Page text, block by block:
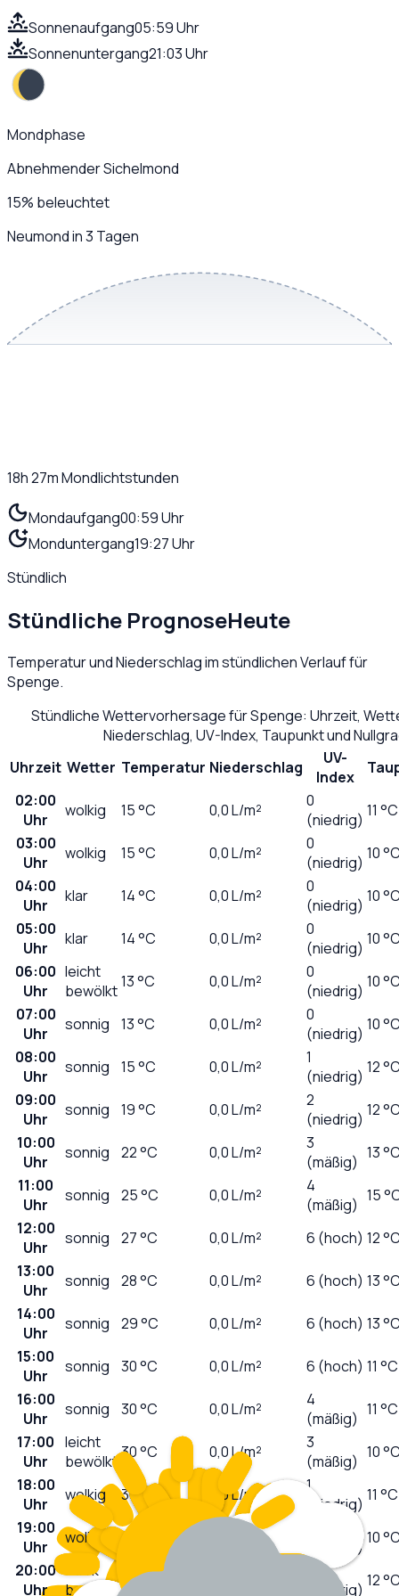
Sonnenaufgang05:59 Uhr
Sonnenuntergang21:03 Uhr
Mondphase
Abnehmender Sichelmond
15% beleuchtet
Neumond in 3 Tagen
18h 27mMondlichtstunden
Mondaufgang00:59 Uhr
Monduntergang19:27 Uhr
Stündlich
Stündliche PrognoseHeute
Temperatur und Niederschlag im stündlichen Verlauf für
Spenge.
Stündliche Wettervorhersage fürSpenge: Uhrzeit,
Niederschlag, UV-Index, Taupunkt und
Uhrzeit Wetter Temperatur Niederschlag
UV-
Index
02:00
Uhr
wolkig 15°C 0,0L/m²
0
(niedrig) 11 °C
03:00
Uhr
wolkig 15°C 0,0L/m²
0
(niedrig) 10
04:00
Uhr
klar 14°C 0,0L/m²
0
(niedrig) 10
05:00
Uhr
klar 14°C 0,0L/m²
0
(niedrig) 10
06:00
Uhr
leicht
bewölkt13°C 0,0L/m²
0
(niedrig) 10
07:00
Uhr
sonnig 13°C 0,0L/m²
0
(niedrig) 10
08:00
Uhr
sonnig 15°C 0,0L/m²
1
(niedrig) 12
09:00
Uhr
sonnig 19°C 0,0L/m²
2
(niedrig) 12
10:00
Uhr
sonnig 22°C 0,0L/m²
3
(mäßig) 13
11:00
Uhr
sonnig 25°C 0,0L/m²
4
(mäßig) 15
12:00
Uhr
sonnig 27°C 0,0L/m² 6 (hoch) 12
13:00
Uhr
sonnig 28°C 0,0L/m² 6 (hoch) 13
14:00
Uhr
sonnig 29°C 0,0L/m² 6 (hoch) 13
15:00
Uhr
sonnig 30°C 0,0L/m² 6 (hoch) 11 °C
16:00
Uhr
sonnig 30°C 0,0L/m²
4
(mäßig) 11 °C
17:00
Uhr
leicht
bewölkt 30°C 0,0L/m²
3
(mäßig) 10
18:00
Uhr
wolkig 30 °C 0,0L/m²
1
(niedrig) 11 °C
19:00
Uhr
wolkig 30
(niedrig)10
20:00
Uhr
stark
bewölkt
28°C
(niedrig) 12